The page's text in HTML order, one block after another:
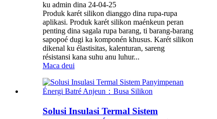
ku admin dina 24-04-25
Produk karét silikon dianggo dina rupa-rupa
aplikasi. Produk karét silikon maénkeun peran
penting dina sagala rupa barang, ti barang-barang
sapopoé dugi ka komponén khusus. Karét silikon
dikenal ku élastisitas, kalenturan, sareng
résistansi kana suhu anu luhur...
Maca deui
Solusi Insulasi Termal Sistem